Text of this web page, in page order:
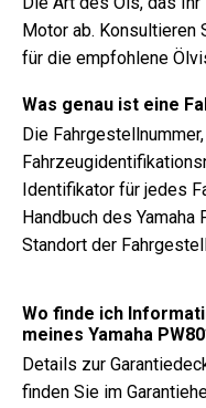
Motor ab. Konsultieren
für die empfohlene
Was genau ist eine
Die
Identifikator für jedes
Handbuch des Yamaha
Standort der
Wo finde ich
meines Yamaha
Details zur
finden Sie im